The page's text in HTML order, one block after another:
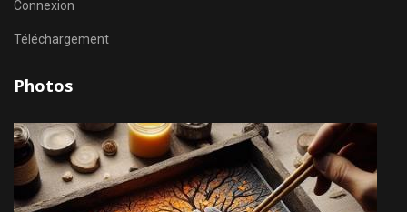
Connexion
Téléchargement
Photos